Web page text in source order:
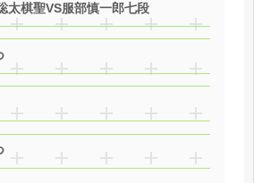
棋聖VS服部慎一郎七段